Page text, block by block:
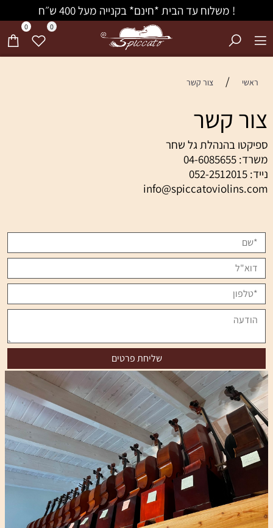
! משלוח עד הבית *חינם* בקנייה מעל 400 ש״ח
0 0
ראשי / צור קשר
צור קשר
ספיקטו בהנהלת גל שחר
משרד: 04-6085655
נייד: 052-2512015
info@spiccatoviolins.com